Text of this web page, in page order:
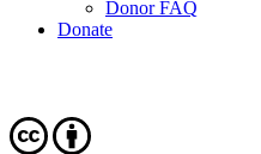
Donor FAQ
Donate